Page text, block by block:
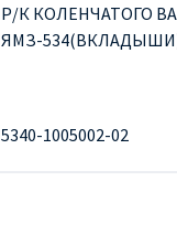
Р/К КОЛЕНЧАТОГО
ЯМЗ-
5340-1005002-02